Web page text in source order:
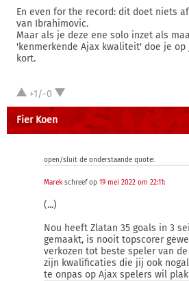
En even for the record: dit doet niets
van Ibrahimovic.
Maar als je deze ene solo inzet als
'kenmerkende Ajax kwaliteit' doe je
kort.
+1/-0
Fier Koen
open/sluit de onderstaande quote:
Marek schreef op 19 mei 2022 om 22:11:
(...)
Nou heeft Zlatan 35 goals in 3
gemaakt, is nooit topscorer
verkozen tot beste speler van
zijn kwalificaties die jij ook
te onpas op Ajax spelers wil